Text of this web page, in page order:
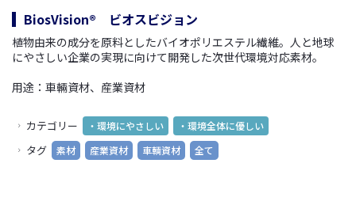
BiosVision® ビオスビジョン
植物由来の成分を原料としたバイオポリエステル繊維。人と地球
にやさしい企業の実現に向けて開発した次世代環境対応素材。
用途：車輛資材、産業資材
カテゴリー ・環境にやさしい ・環境全体に優しい
タグ 素材 産業資材 車輌資材 全て